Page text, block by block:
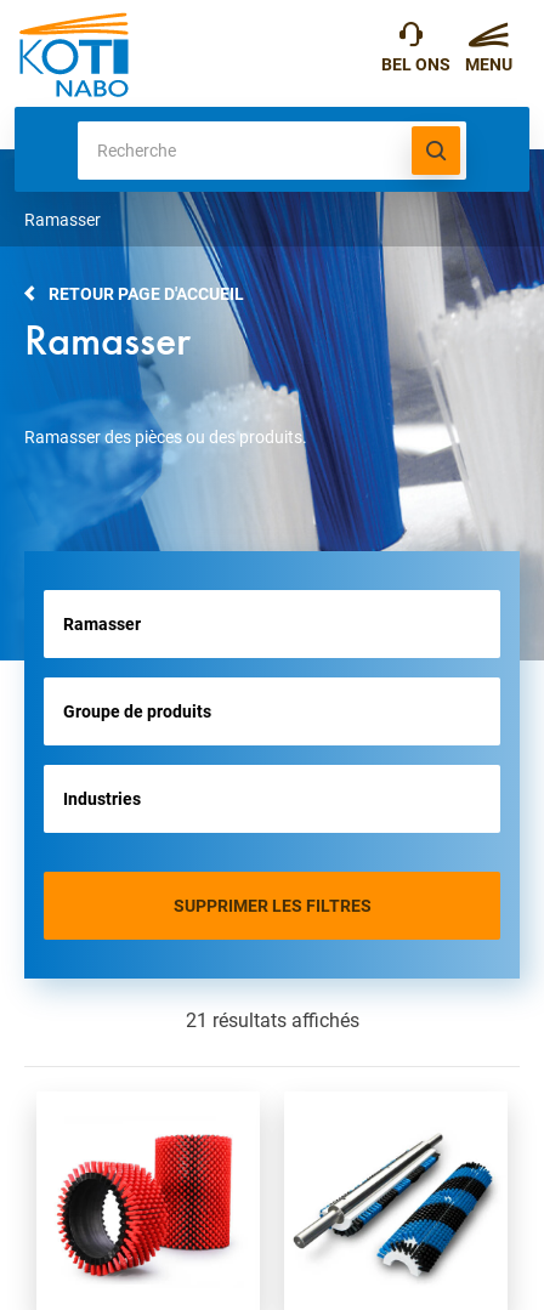
Ramasser
RETOUR PAGE D'ACCUEIL
Ramasser
Ramasser des pièces ou des produits.
SUPPRIMER LES FILTRES
21 résultats affichés